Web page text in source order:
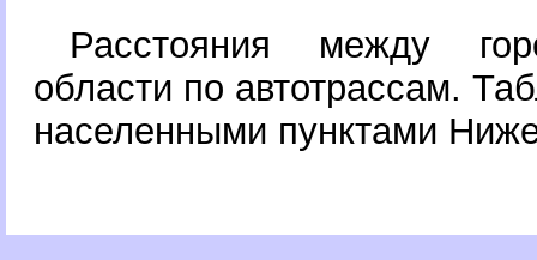
Расстояния между
области по автотрассам.
населенными пунктами